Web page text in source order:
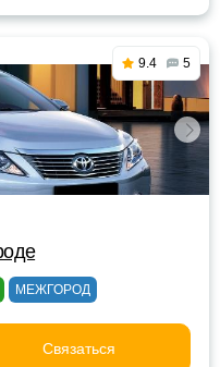
9.4 5
МЕЖГОРОД
Связаться